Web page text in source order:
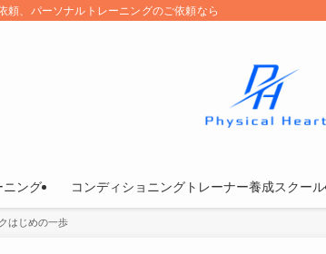
頼、パーソナルトレーニングのご依頼なら
ニング コンディショニングトレーナー養成スクール
はじめの一歩